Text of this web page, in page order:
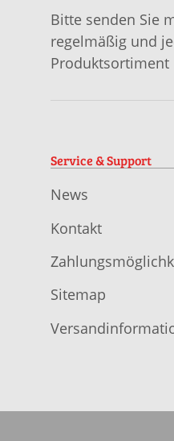
Bitte senden Sie
regelmäßig und
Produktsortiment
Service & Support
News
Kontakt
Sitemap